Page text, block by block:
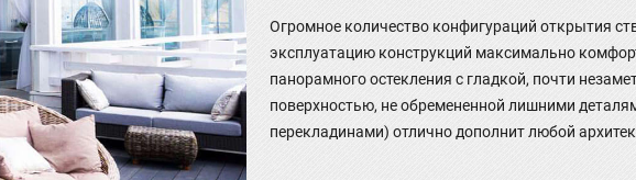
Огромное количество конфигураций открытия
эксплуатацию конструкций максимально
панорамного остекления с гладкой, почти
поверхностью, не обремененной лишними
перекладинами) отлично дополнит любой